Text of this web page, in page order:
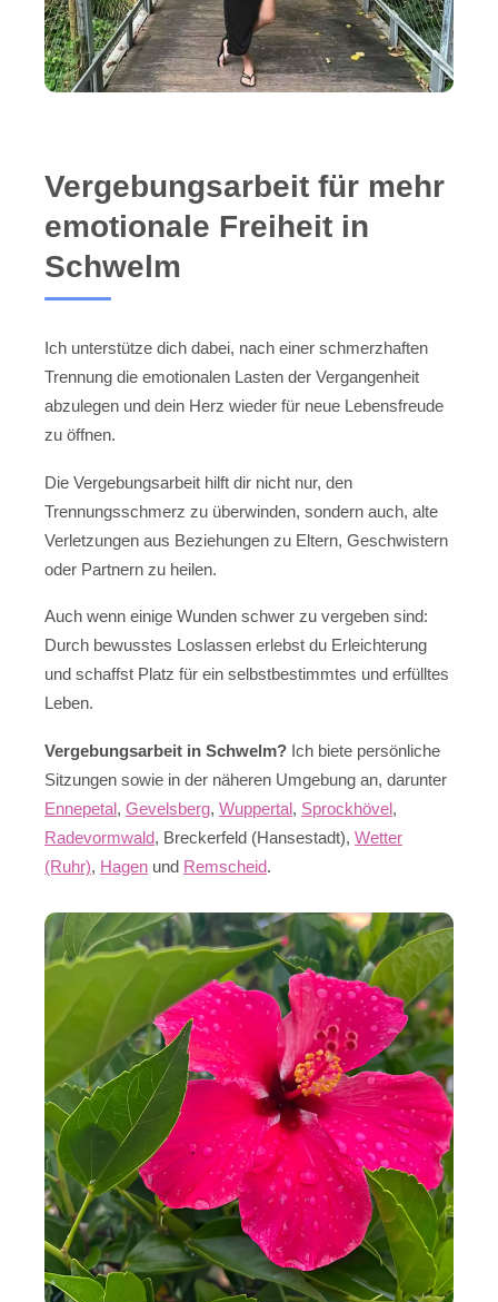
Vergebungsarbeit für mehr
emotionale Freiheit in
Schwelm
Ich unterstütze dich dabei, nach einer schmerzhaften
Trennung die emotionalen Lasten der Vergangenheit
abzulegen und dein Herz wieder für neue Lebensfreude
zu öffnen.
Die Vergebungsarbeit hilft dir nicht nur, den
Trennungsschmerz zu überwinden, sondern auch, alte
Verletzungen aus Beziehungen zu Eltern, Geschwistern
oder Partnern zu heilen.
Auch wenn einige Wunden schwer zu vergeben sind:
Durch bewusstes Loslassen erlebst du Erleichterung
und schaffst Platz für ein selbstbestimmtes und erfülltes
Leben.
Vergebungsarbeit in Schwelm? Ich biete persönliche
Sitzungen sowie in der näheren Umgebung an, darunter
Ennepetal, Gevelsberg, Wuppertal, Sprockhövel,
Radevormwald, Breckerfeld (Hansestadt), Wetter
(Ruhr), Hagen und Remscheid.